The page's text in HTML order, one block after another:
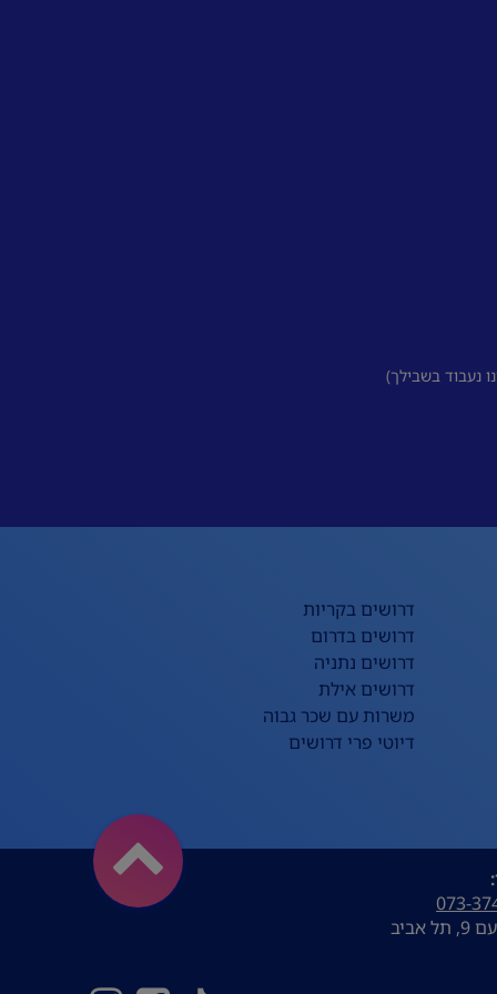
נעבוד בשבילך)
דרושים בקריות
דרושים בדרום
דרושים נתניה
דרושים אילת
משרות עם שכר גבוה
דיוטי פרי דרושים
073-